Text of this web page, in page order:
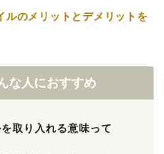
ルのメリットとデメリットを
な人におすすめ
取り入れる意味って